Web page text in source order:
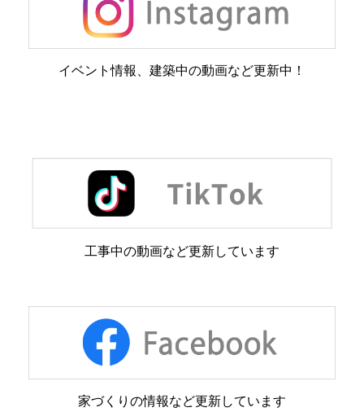
イベント情報、建築中の動画など更新中！
工事中の動画など更新しています
家づくりの情報など更新しています